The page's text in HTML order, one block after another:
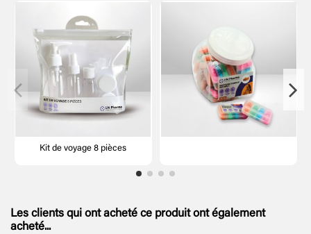
Kit de voyage 8 pièces
Les clients qui ont acheté ce produit ont également
acheté...